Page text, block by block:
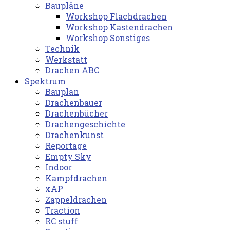
Baupläne
Workshop Flachdrachen
Workshop Kastendrachen
Workshop Sonstiges
Technik
Werkstatt
Drachen ABC
Spektrum
Bauplan
Drachenbauer
Drachenbücher
Drachengeschichte
Drachenkunst
Reportage
Empty Sky
Indoor
Kampfdrachen
xAP
Zappeldrachen
Traction
RC stuff